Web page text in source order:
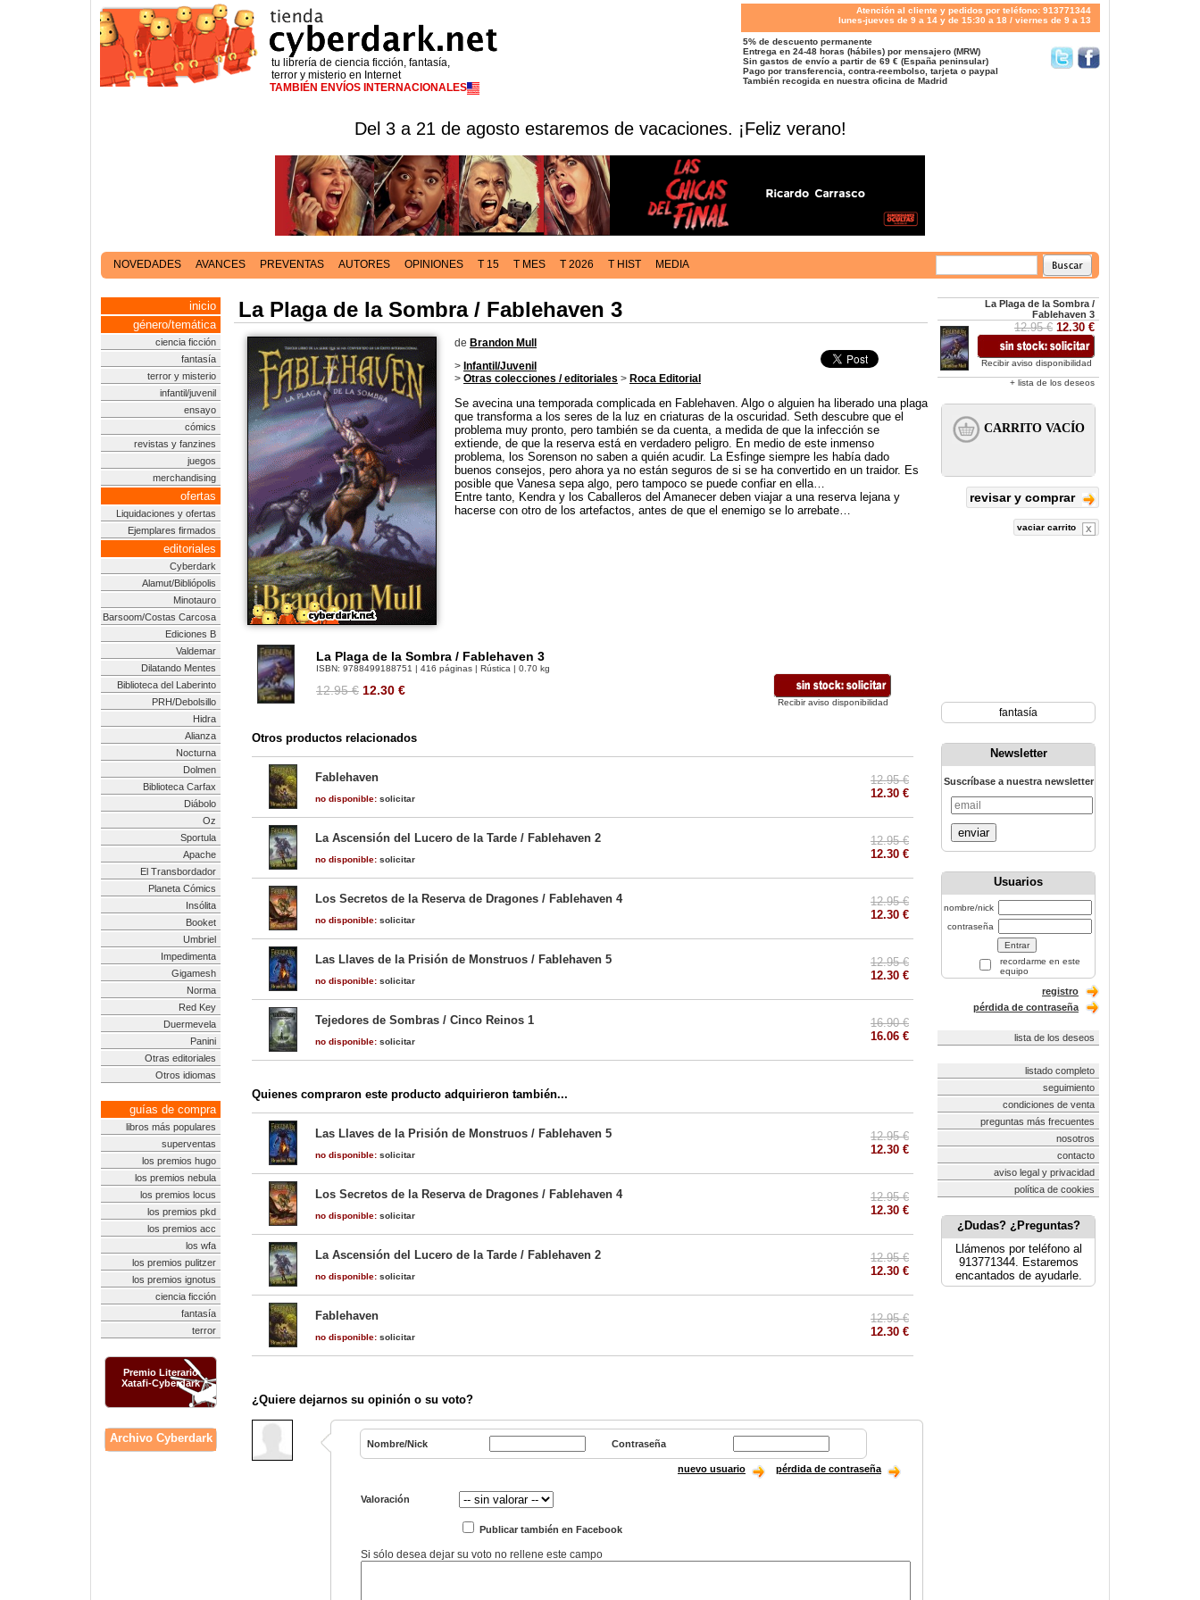
tu librería de ciencia ficción, fantasía,
terror y misterio en Internet
TAMBIÉN ENVÍOS INTERNACIONALES
Atención al cliente y pedidos por teléfono: 913771344
lunes-jueves de 9 a 14 y de 15:30 a 18 / viernes de 9 a 13
5% de descuento permanente
Entrega en 24-48 horas (hábiles) por mensajero (MRW)
Sin gastos de envío a partir de 69 € (España peninsular)
Pago por transferencia, contra-reembolso, tarjeta o paypal
También recogida en nuestra oficina de Madrid
Del 3 a 21 de agosto estaremos de vacaciones. ¡Feliz verano!
NOVEDADES AVANCES PREVENTAS AUTORES OPINIONES T 15 T MES T 2026 T HIST MEDIA
inicio
género/temática
ciencia ficción
fantasía
terror y misterio
infantil/juvenil
ensayo
cómics
revistas y fanzines
juegos
merchandising
ofertas
Liquidaciones y ofertas
Ejemplares firmados
editoriales
Cyberdark
Alamut/Bibliópolis
Minotauro
Barsoom/Costas Carcosa
Ediciones B
Valdemar
Dilatando Mentes
Biblioteca del Laberinto
PRH/Debolsillo
Hidra
Alianza
Nocturna
Dolmen
Biblioteca Carfax
Diábolo
Oz
Sportula
Apache
El Transbordador
Planeta Cómics
Insólita
Booket
Umbriel
Impedimenta
Gigamesh
Norma
Red Key
Duermevela
Panini
Otras editoriales
Otros idiomas
guías de compra
libros más populares
superventas
los premios hugo
los premios nebula
los premios locus
los premios pkd
los premios acc
los wfa
los premios pulitzer
los premios ignotus
ciencia ficción
fantasía
terror
Premio Literario
Xatafi-Cyberdark
Archivo Cyberdark
La Plaga de la Sombra / Fablehaven 3
de Brandon Mull
> Infantil/Juvenil
> Otras colecciones / editoriales > Roca Editorial
Se avecina una temporada complicada en Fablehaven. Algo o alguien ha liberado una plaga
que transforma a los seres de la luz en criaturas de la oscuridad. Seth descubre que el
problema muy pronto, pero también se da cuenta, a medida de que la infección se
extiende, de que la reserva está en verdadero peligro. En medio de este inmenso
problema, los Sorenson no saben a quién acudir. La Esfinge siempre les había dado
buenos consejos, pero ahora ya no están seguros de si se ha convertido en un traidor. Es
posible que Vanesa sepa algo, pero tampoco se puede confiar en ella…
Entre tanto, Kendra y los Caballeros del Amanecer deben viajar a una reserva lejana y
hacerse con otro de los artefactos, antes de que el enemigo se lo arrebate…
La Plaga de la Sombra / Fablehaven 3
ISBN: 9788499188751 | 416 páginas | Rústica | 0.70 kg
12.95 € 12.30 €
Recibir aviso disponibilidad
Otros productos relacionados
Fablehaven
no disponible: solicitar
12.95 €
12.30 €
La Ascensión del Lucero de la Tarde / Fablehaven 2
no disponible: solicitar
12.95 €
12.30 €
Los Secretos de la Reserva de Dragones / Fablehaven 4
no disponible: solicitar
12.95 €
12.30 €
Las Llaves de la Prisión de Monstruos / Fablehaven 5
no disponible: solicitar
12.95 €
12.30 €
Tejedores de Sombras / Cinco Reinos 1
no disponible: solicitar
16.90 €
16.06 €
Quienes compraron este producto adquirieron también...
Las Llaves de la Prisión de Monstruos / Fablehaven 5
no disponible: solicitar
12.95 €
12.30 €
Los Secretos de la Reserva de Dragones / Fablehaven 4
no disponible: solicitar
12.95 €
12.30 €
La Ascensión del Lucero de la Tarde / Fablehaven 2
no disponible: solicitar
12.95 €
12.30 €
Fablehaven
no disponible: solicitar
12.95 €
12.30 €
¿Quiere dejarnos su opinión o su voto?
Nombre/Nick Contraseña
nuevo usuario pérdida de contraseña
Valoración
Publicar también en Facebook
Si sólo desea dejar su voto no rellene este campo
La Plaga de la Sombra /
Fablehaven 3
12.95 € 12.30 €
Recibir aviso disponibilidad
+ lista de los deseos
revisar y comprar
vaciar carrito
fantasía
Newsletter
Suscríbase a nuestra newsletter
enviar
Usuarios
nombre/nick
contraseña
recordarme en este
equipo
registro
pérdida de contraseña
lista de los deseos
listado completo
seguimiento
condiciones de venta
preguntas más frecuentes
nosotros
contacto
aviso legal y privacidad
política de cookies
¿Dudas? ¿Preguntas?
Llámenos por teléfono al
913771344. Estaremos
encantados de ayudarle.